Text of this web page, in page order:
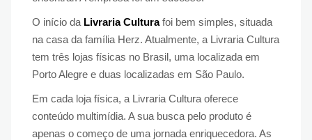
O início da Livraria Culturafoi bem simples, situada
na casa da família Herz. Atualmente, a Livraria Cultura
tem três lojas físicas no Brasil, uma localizada em
Porto Alegre e duas localizadas em São Paulo.
Em cada loja física, a Livraria Cultura oferece
conteúdo multimídia. A sua busca pelo produto é
apenas o começo de uma jornada enriquecedora. As